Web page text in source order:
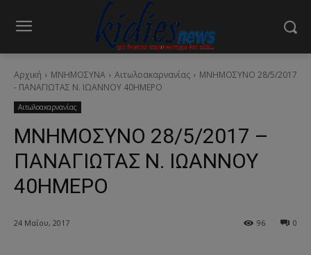
Αρχική ΜΝΗΜΟΣΥΝΑ Αιτωλοακαρνανίας
ΜΝΗΜΟΣΥΝΟ 28/5/2017
- ΠΑΝΑΓΙΩΤΑΣ Ν. ΙΩΑΝΝΟΥ 40ΗΜΕΡΟ
Αιτωλοακαρνανίας
ΜΝΗΜΟΣΥΝΟ 28/5/2017 –
ΠΑΝΑΓΙΩΤΑΣ Ν. ΙΩΑΝΝΟΥ
40ΗΜΕΡΟ
24 Μαΐου, 2017 0
96